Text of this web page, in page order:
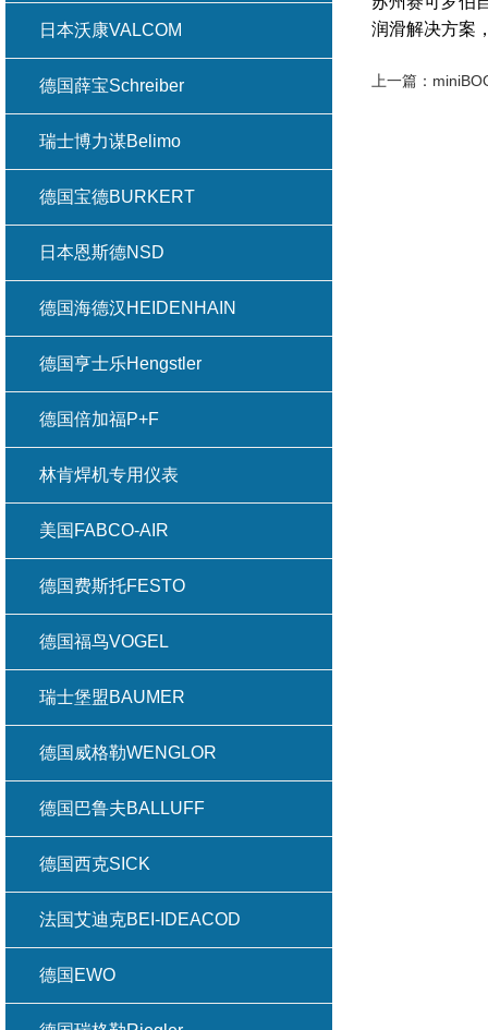
润滑解决方案
上一篇：
日本沃康VALCOM
德国薛宝Schreiber
瑞士博力谋Belimo
德国宝德BURKERT
日本恩斯德NSD
德国海德汉HEIDENHAIN
德国亨士乐Hengstler
德国倍加福P+F
林肯焊机专用仪表
美国FABCO-AIR
德国费斯托FESTO
德国福鸟VOGEL
瑞士堡盟BAUMER
德国威格勒WENGLOR
德国巴鲁夫BALLUFF
德国西克SICK
法国艾迪克BEI-IDEACOD
德国EWO